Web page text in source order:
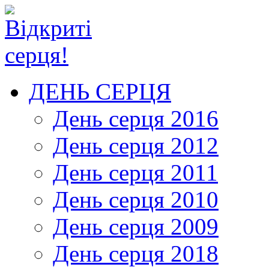
ДЕНЬ СЕРЦЯ
День серця 2016
День серця 2012
День серця 2011
День серця 2010
День серця 2009
День серця 2018